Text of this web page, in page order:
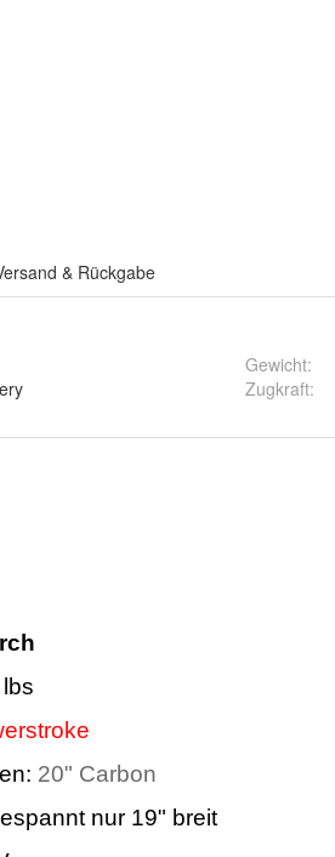
& Rückgabe
Gewicht:
Zugkraft: